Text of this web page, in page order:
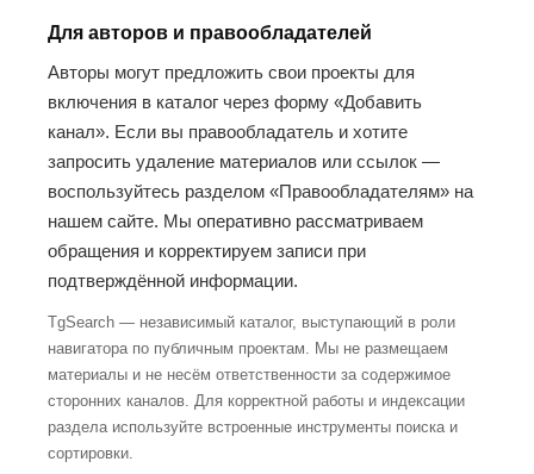
Для авторов и правообладателей
Авторы могут предложить свои проекты для
включения в каталог через форму «Добавить
канал». Если вы правообладатель и хотите
запросить удаление материалов или ссылок —
воспользуйтесь разделом «Правообладателям» на
нашем сайте. Мы оперативно рассматриваем
обращения и корректируем записи при
подтверждённой информации.
TgSearch — независимый каталог, выступающий в роли
навигатора по публичным проектам. Мы не размещаем
материалы и не несём ответственности за содержимое
сторонних каналов. Для корректной работы и индексации
раздела используйте встроенные инструменты поиска и
сортировки.